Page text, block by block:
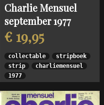
Charlie Mensuel
september 1977
€ 19,95
collectable
stripboek
strip
charliemensuel
1977